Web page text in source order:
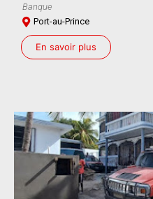
Banque
Port-au-Prince
En savoir plus